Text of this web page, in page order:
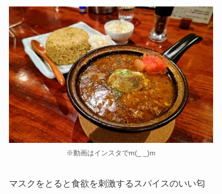
※動画はインスタでm(_ _)m
マスクをとると食欲を刺激するスパイスのいい匂